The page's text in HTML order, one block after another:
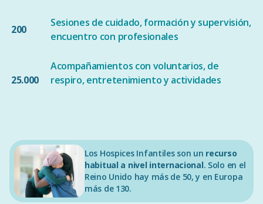
200
Sesiones de cuidado, formación y supervisión,
encuentro con profesionales
25.000
Acompañamientos con voluntarios, de
respiro, entretenimiento y actividades
Los Hospices Infantiles son un recurso
habitual a nivel internacional. Solo en el
Reino Unido hay más de 50, y en Europa
más de 130.